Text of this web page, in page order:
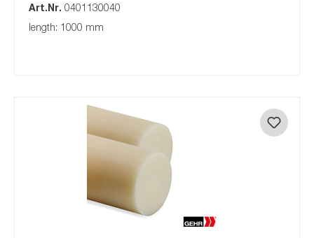
Art.Nr. 0401130040
length: 1000 mm